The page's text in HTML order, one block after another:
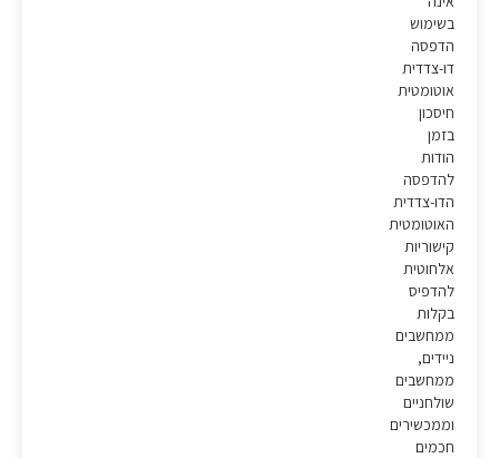
בשימוש
הדפסה
דו-צדדית
אוטומטית
חיסכון
בזמן
הודות
להדפסה
הדו-צדדית
האוטומטית
קישוריות
אלחוטית
להדפיס
בקלות
ממחשבים
ניידים,
ממחשבים
שולחניים
וממכשירים
חכמים